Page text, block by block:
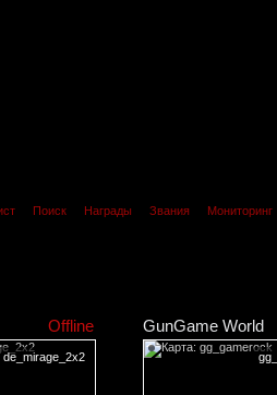
Поиск Награды Звания Мониторинг
Offline
de_mirage_2x2
GunGame World